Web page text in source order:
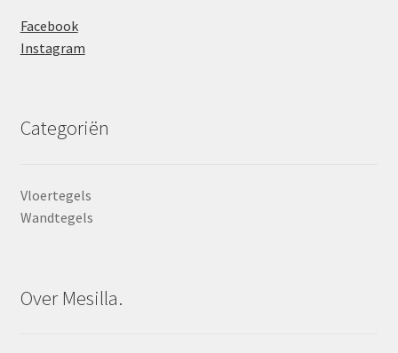
Facebook
Instagram
Categoriën
Vloertegels
Wandtegels
Over Mesilla.